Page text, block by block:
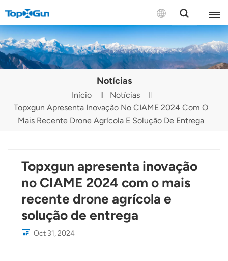
CONTATE-NOS
English
Español
Русский
Türkçe
Tiếng Việt
Notícias
Início
Notícias
Topxgun Apresenta Inovação No CIAME 2024 Com O
Mais Recente Drone Agrícola E Solução De Entrega
Topxgun apresenta inovação
no CIAME 2024 com o mais
recente drone agrícola e
solução de entrega
Oct 31, 2024